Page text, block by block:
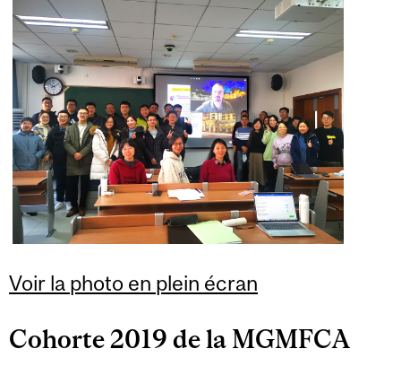
Voir la photo en plein écran
Cohorte 2019 de la MGMFCA